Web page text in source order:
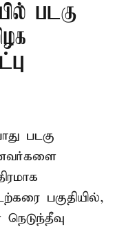
படகு
படகு
பகுதியில்,